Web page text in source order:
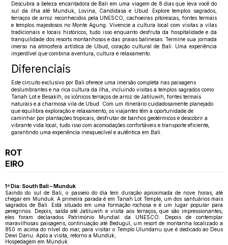
Descubra a beleza encantadora de Bali em uma viagem de 8 dias que leva você do
sul da ilha até Munduk, Lovina, Candidasa e Ubud. Explore templos sagrados,
terraços de arroz reconhecidos pela UNESCO, cachoeiras pitorescas, fontes termais
e templos majestosos no Monte Agung. Vivencie a cultura local com visitas a vilas
tradicionais e locais históricos, tudo isso enquanto desfruta da hospitalidade e da
tranquilidade dos resorts montanhosos e das praias balinesas. Termine sua jornada
imerso na atmosfera artística de Ubud, coração cultural de Bali. Uma experiência
imperdível que combina aventura, cultura e relaxamento.
Diferenciais
Este circuito exclusivo por Bali oferece uma imersão completa nas paisagens
deslumbrantes e na rica cultura da ilha, incluindo visitas a templos sagrados como
Tanah Lot e Besakih, os icônicos terraços de arroz de Jatiluwih, fontes termais
naturais e a charmosa vila de Ubud. Com um itinerário cuidadosamente planejado
que equilibra exploração e relaxamento, os viajantes têm a oportunidade de
caminhar por plantações tropicais, desfrutar de banhos geotérmicos e descobrir a
vibrante vida local, tudo isso com acomodações confortáveis e transporte eficiente,
garantindo uma experiência inesquecível e autêntica em Bali.
ROT
EIRO
1º Dia: South Bali – Munduk
Saindo do sul de Bali, o passeio do dia tem duração aproximada de nove horas, até
chegar em Munduk. A primeira parada é em Tanah Lot Temple, um dos santuários mais
sagrados de Bali. Está situado em uma formação rochosa e é um lugar popular para
peregrinos. Depois, saída até Jatiluwih e visita aos terraços, que são impressionantes,
eles foram declarados Património Mundial da UNESCO. Depois de contemplar
maravilhosas paisagens, continuação até Bedugul, um resort de montanha localizado a
850 m acima do nível do mar, para visitar o Templo Ulundanu que é dedicado ao Deus
Dewi Danu. Após a visita, retorno a Munduk;
Hospedagem em Munduk.